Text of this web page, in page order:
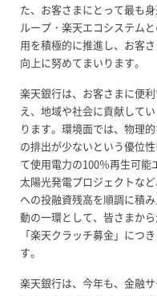
た、お客さまにとって最も
ループ・楽天エコシステム
用を積極的に推進し、お客
向上に努めてまいります。
楽天銀行は、お客さまに便
え、地域や社会に貢献して
ります。環境面では、物理
の排出が少ないという優位
て使用電力の100％再生可能
太陽光発電プロジェクトな
への投融資残高を順調に積
動の一環として、皆さまか
「楽天クラッチ募金」につ
す。
楽天銀行は、今年も、金融